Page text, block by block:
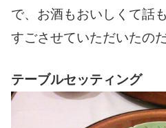
で、お酒もおいしくて話
すごさせていただいたのだ
テーブルセッティング